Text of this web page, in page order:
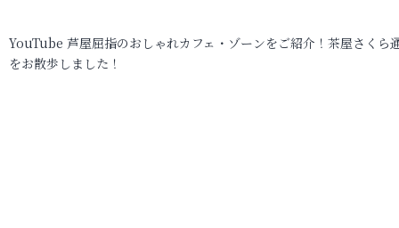
YouTube 芦屋屈指のおしゃれカフェ・ゾーンをご紹介！茶屋さくら
をお散歩しました！